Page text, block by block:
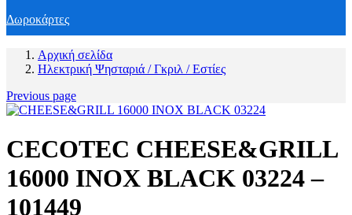
Δωροκάρτες
Αρχική σελίδα
Ηλεκτρική Ψησταριά / Γκριλ / Εστίες
Previous page
CECOTEC CHEESE&GRILL
16000 INOX BLACK 03224 –
101449